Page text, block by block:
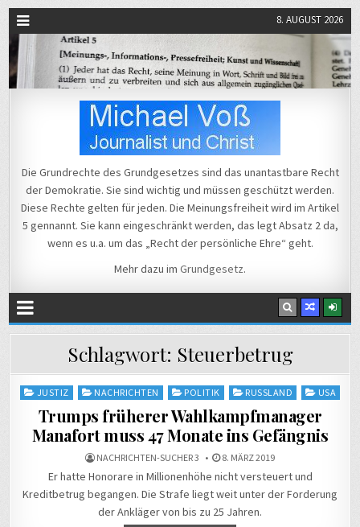
8. AUGUST 2026
Michael Voß
Die Grundrechte des Grundgesetzes sind das unantastbare Recht
der Demokratie. Sie sind wichtig und müssen geschützt werden.
Diese Rechte gelten für jeden. Die Meinungsfreiheit wird im Artikel
5 gennannt. Sie kann eingeschränkt werden, das legt Absatz 2 da,
wenn es u.a. um das „Recht der persönliche Ehre“ geht.
Mehr dazu im Grundgesetz.
Schlagwort: Steuerbetrug
Posted
JUSTIZ NACHRICHTEN POLITIK RUSSLAND USA
Trumps früherer Wahlkampfmanager
Manafort muss 47 Monate ins Gefängnis
NACHRICHTEN-SUCHER 3 8. MÄRZ 2019
Er hatte Honorare in Millionenhöhe nicht versteuert und
Kreditbetrug begangen. Die Strafe liegt weit unter der Forderung
der Ankläger von bis zu 25 Jahren.